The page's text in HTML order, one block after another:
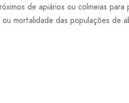
de apiários ou colmeias
mortalidade das populações de